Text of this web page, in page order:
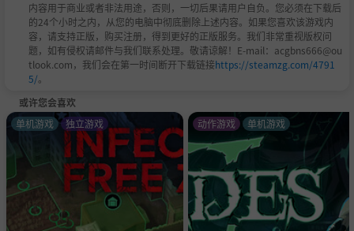
内容用于商业或者非法用途，否则，一切后果请用户自负。您必须在下载后
的24个小时之内，从您的电脑中彻底删除上述内容。如果您喜欢该游戏内
容，请支持正版，购买注册，得到更好的正版服务。我们非常重视版权问
题，如有侵权请邮件与我们联系处理。敬请谅解！E-mail：acgbns666@ou
tlook.com，我们会在第一时间断开下载链接https://steamzg.com/4791
5/。
或许您会喜欢
单机游戏 独立游戏 动作游戏 单机游戏